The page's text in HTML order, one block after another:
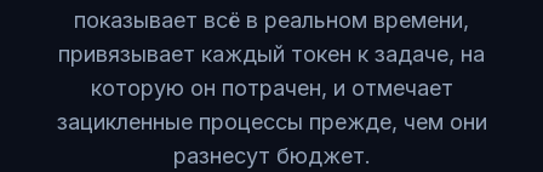
показывает всё в реальном времени,
привязывает каждый токен к задаче, на
которую он потрачен, и отмечает
зацикленные процессы прежде, чем они
разнесут бюджет.